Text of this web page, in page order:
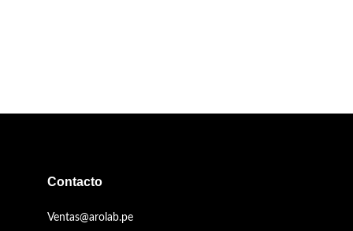
Contacto
Ventas@arolab.pe